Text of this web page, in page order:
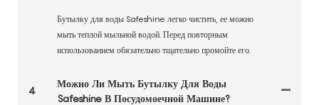
Бутылку для воды Safeshine легко чистить, ее можно
мыть теплой мыльной водой. Перед повторным
использованием обязательно тщательно промойте его.
4
Можно Ли Мыть Бутылку Для Воды
Safeshine В Посудомоечной Машине?